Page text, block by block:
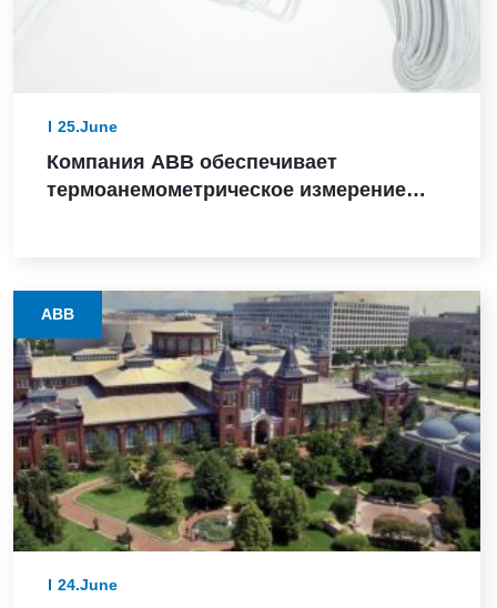
25.June
Компания ABB обеспечивает
термоанемометрическое измерение
ABB
24.June